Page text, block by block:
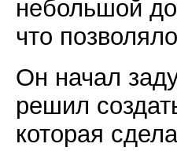
небольшой
что
Он начал
решил
которая